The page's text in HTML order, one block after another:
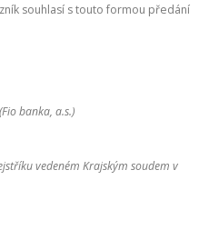
souhlasí s touto formou předání
banka, a.s.)
vedeném Krajským soudem v